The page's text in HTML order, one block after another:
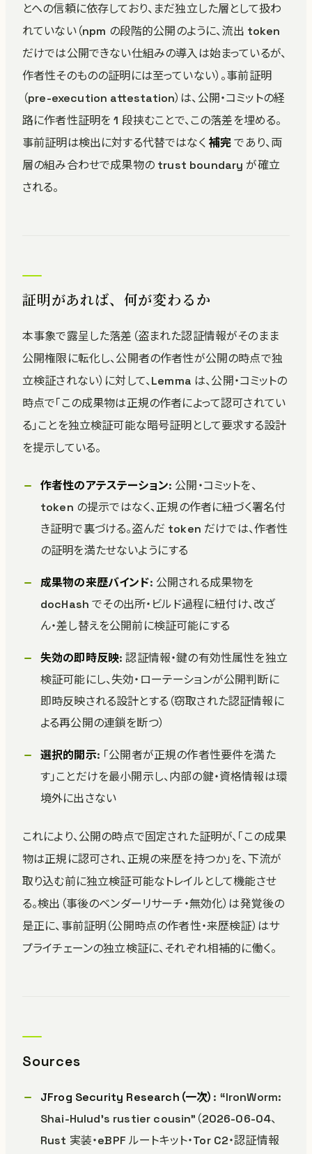
とへの信頼に依存しており、まだ独立した層として扱わ
れていない（npm の段階的公開のように、流出 token
だけでは公開できない仕組みの導入は始まっているが、
作者性そのものの証明には至っていない）。事前証明
（pre-execution attestation）は、公開・コミットの経
路に作者性証明を 1 段挟むことで、この落差を埋める。
事前証明は検出に対する代替ではなく 補完であり、両
層の組み合わせで成果物の trust boundary が確立
される。
証明があれば、何が変わるか
本事象で露呈した落差（盗まれた認証情報がそのまま
公開権限に転化し、公開者の作者性が公開の時点で独
立検証されない）に対して、Lemma は、公開・コミットの
時点で「この成果物は正規の作者によって認可されてい
る」ことを独立検証可能な暗号証明として要求する設計
を提示している。
作者性のアテステーション: 公開・コミットを、
token の提示ではなく、正規の作者に紐づく署名付
き証明で裏づける。盗んだ token だけでは、作者性
の証明を満たせないようにする
成果物の来歴バインド: 公開される成果物を
docHash でその出所・ビルド過程に紐付け、改ざ
ん・差し替えを公開前に検証可能にする
失効の即時反映: 認証情報・鍵の有効性属性を独立
検証可能にし、失効・ローテーションが公開判断に
即時反映される設計とする（窃取された認証情報に
よる再公開の連鎖を断つ）
選択的開示: 「公開者が正規の作者性要件を満た
す」ことだけを最小開示し、内部の鍵・資格情報は環
境外に出さない
これにより、公開の時点で固定された証明が、「この成果
物は正規に認可され、正規の来歴を持つか」を、下流が
取り込む前に独立検証可能なトレイルとして機能させ
る。検出（事後のベンダーリサーチ・無効化）は発覚後の
是正に、事前証明（公開時点の作者性・来歴検証）はサ
プライチェーンの独立検証に、それぞれ相補的に働く。
Sources
JFrog Security Research（一次） : “IronWorm:
Shai-Hulud’s rustier cousin”（2026-06-04、
Rust 実装・eBPF ルートキット・Tor C2・認証情報